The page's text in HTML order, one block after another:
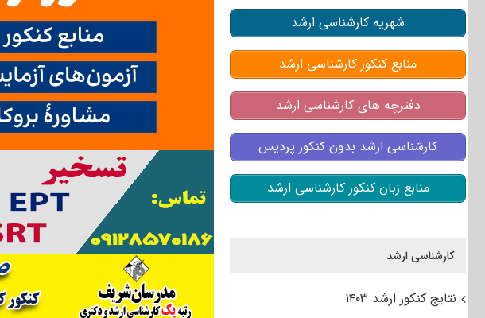
شهریه کارشناسی ارشد
منابع کنکور کارشناسی ارشد
دفترچه های کارشناسی ارشد
کارشناسی ارشد بدون کنکور پردیس
منابع زبان کنکور کارشناسی ارشد
کارشناسی ارشد
نتایج کنکور ارشد ۱۴۰۳